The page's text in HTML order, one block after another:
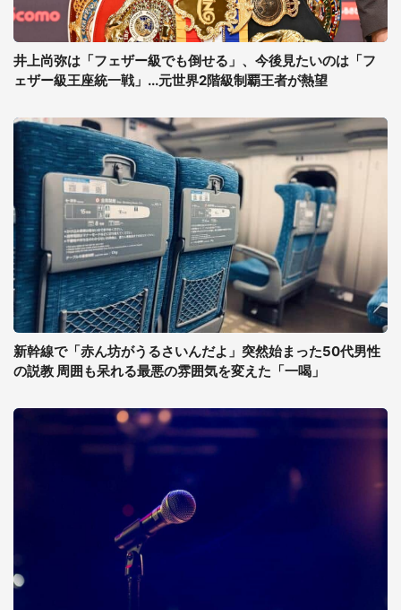
井上尚弥は「フェザー級でも倒せる」、今後見たいのは「フ
ェザー級王座統一戦」...元世界2階級制覇王者が熱望
新幹線で「赤ん坊がうるさいんだよ」突然始まった50代男性
の説教 周囲も呆れる最悪の雰囲気を変えた「一喝」